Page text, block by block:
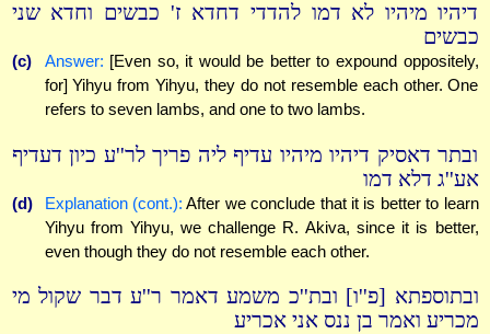
דיהיו מיהיו לא דמו להדדי דחדא ז' כבשים וחדא שני
כבשים
(c) Answer: [Even so, it would be better to expound oppositely,
for] Yihyu from Yihyu, they do not resemble each other. One
refers to seven lambs, and one to two lambs.
ובתר דאסיק דיהיו מיהיו עדיף ליה פריך לר''ע כיון דעדיף
אע''ג דלא דמו
(d) Explanation (cont.): After we conclude that it is better to learn
Yihyu from Yihyu, we challenge R. Akiva, since it is better,
even though they do not resemble each other.
ובתוספתא [פ''ו] ובת''כ משמע דאמר ר''ע דבר שקול מי
מכריע ואמר בן ננס אני אכריע